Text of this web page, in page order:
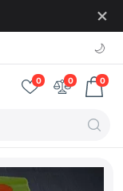
🌙
0 0 0